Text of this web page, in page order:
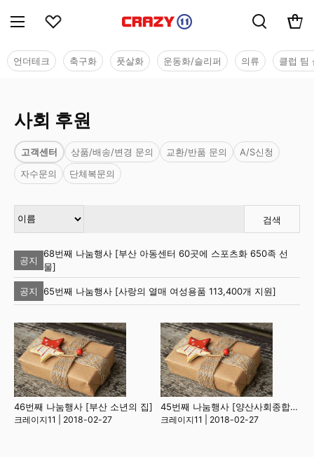
언더테크 축구화 풋살화 운동화/슬리퍼 의류 클럽 팀
사회 후원
고객센터 상품/배송/변경 문의 교환/반품 문의
A/S신청
자수문의
단체복문의
검색
공지
68번째 나눔행사 [부산 아동센터 60곳에 스포츠화 650족 선
물]
공지 65번째 나눔행사 [사랑의 열매 여성용품 113,400개 지원]
46번째 나눔행사 [부산 소년의 집]
크레이지11 2018-02-27
45번째 나눔행사 [양산사회종합복지관]
크레이지11 2018-02-27